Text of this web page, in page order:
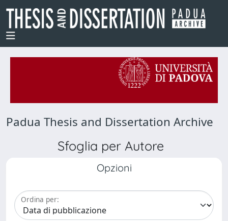
Padua Thesis and Dissertation Archive
Sfoglia per Autore
Opzioni
Ordina per: